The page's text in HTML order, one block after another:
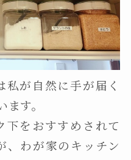
が自然に手が届く
す。
下をおすすめされて
、わが家のキッチン